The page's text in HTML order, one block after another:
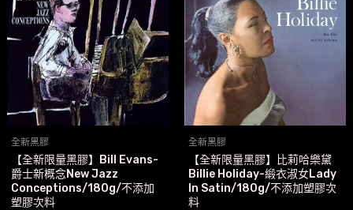
全新黑膠
【全新限量黑膠】Bill Evans-
爵士新概念New Jazz
Conceptions/180g/不添加
塑膠次料
全新黑膠
【全新限量黑膠】比莉哈樂黛
Billie Holiday-緞衣淑女Lady
In Satin/180g/不添加塑膠次
料